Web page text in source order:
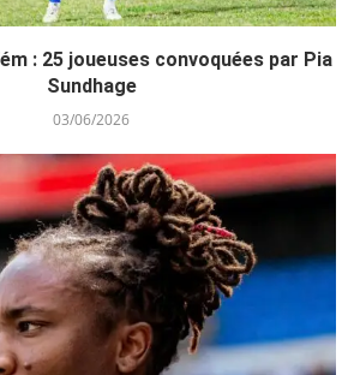
: 25 joueuses convoquées par Pia
Sundhage
03/06/2026